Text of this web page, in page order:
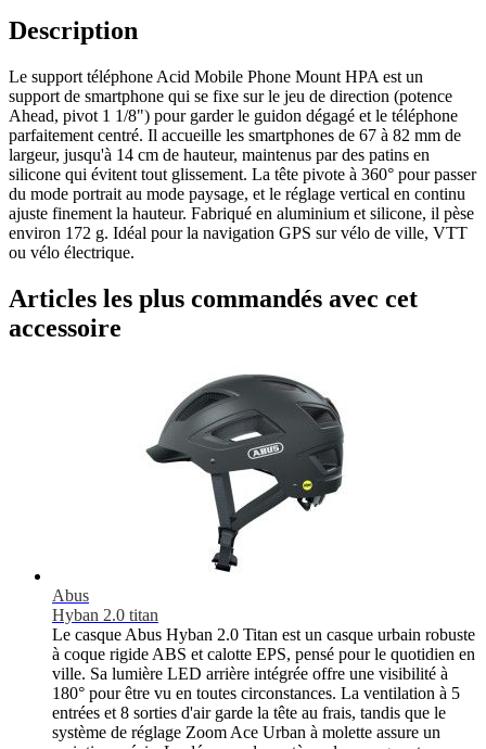
Description
Le support téléphone Acid Mobile Phone Mount HPA est un
support de smartphone qui se fixe sur le jeu de direction (potence
Ahead, pivot 1 1/8") pour garder le guidon dégagé et le téléphone
parfaitement centré. Il accueille les smartphones de 67 à 82 mm de
largeur, jusqu'à 14 cm de hauteur, maintenus par des patins en
silicone qui évitent tout glissement. La tête pivote à 360° pour passer
du mode portrait au mode paysage, et le réglage vertical en continu
ajuste finement la hauteur. Fabriqué en aluminium et silicone, il pèse
environ 172 g. Idéal pour la navigation GPS sur vélo de ville, VTT
ou vélo électrique.
Articles les plus commandés avec cet
accessoire
Abus
Hyban 2.0 titan
Le casque Abus Hyban 2.0 Titan est un casque urbain robuste
à coque rigide ABS et calotte EPS, pensé pour le quotidien en
ville. Sa lumière LED arrière intégrée offre une visibilité à
180° pour être vu en toutes circonstances. La ventilation à 5
entrées et 8 sorties d'air garde la tête au frais, tandis que le
système de réglage Zoom Ace Urban à molette assure un